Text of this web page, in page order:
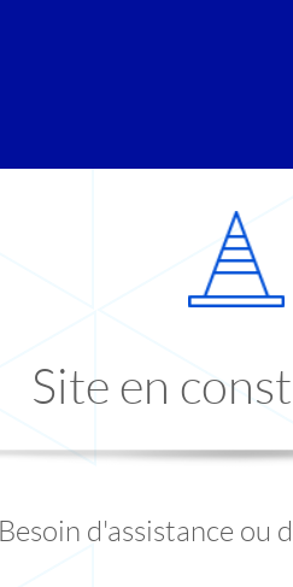
Site en
Besoin d'assistance ou